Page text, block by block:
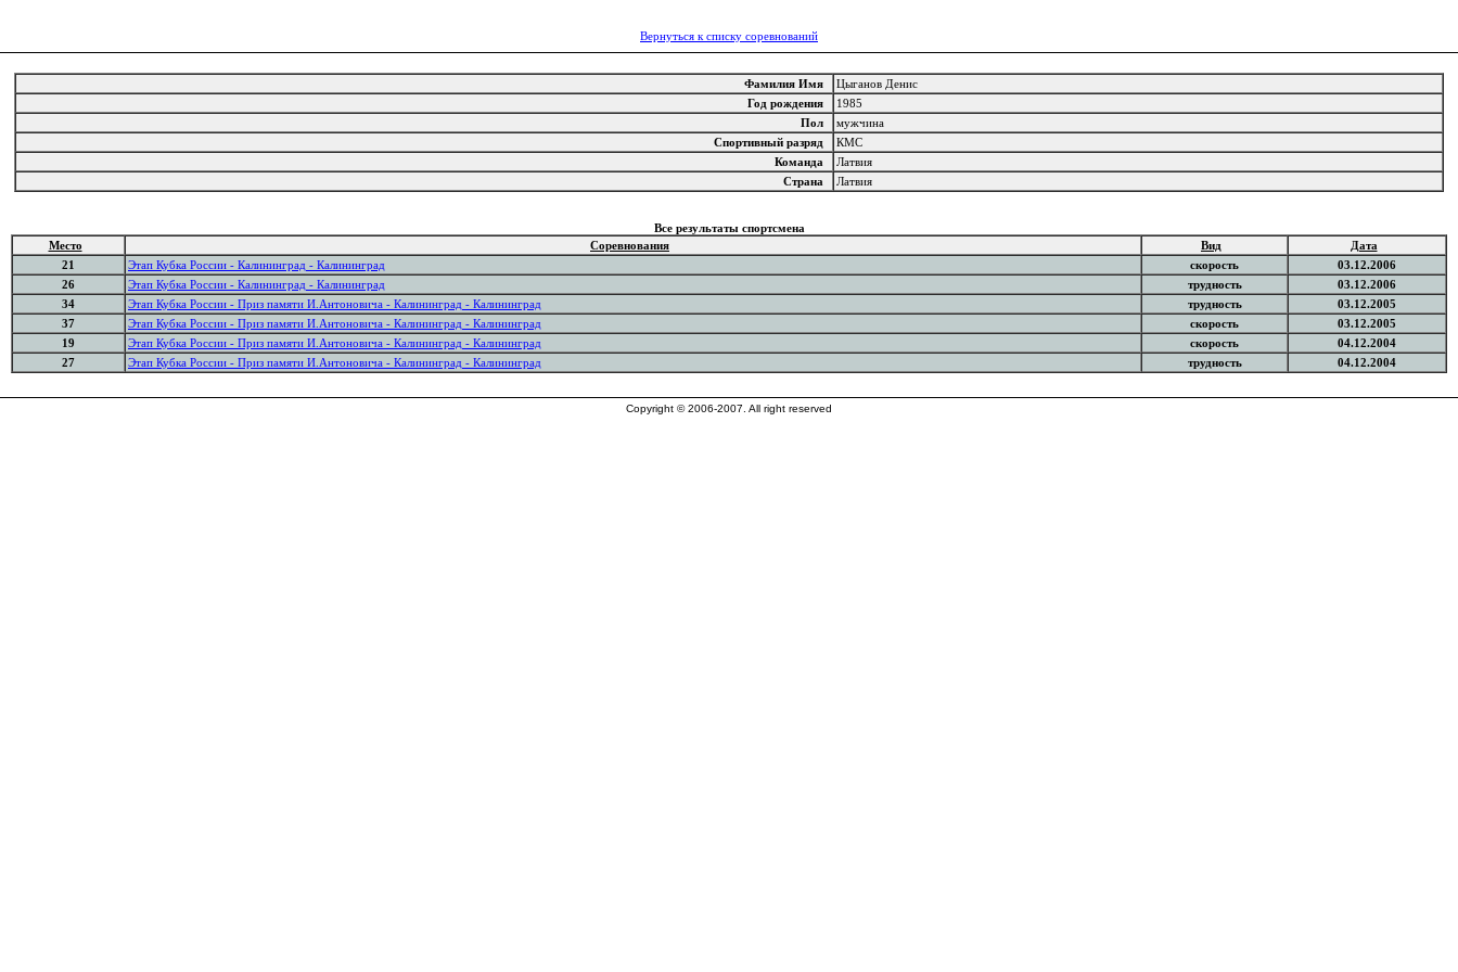
Вернуться к списку соревнований
Фамилия Имя
Цыганов Денис
Год рождения
1985
Пол
мужчина
Спортивный разряд
КМС
Команда
Латвия
Страна
Латвия
Все результаты спортсмена
Место
Соревнования Вид
Дата
21
Этап Кубка России - Калининград - Калининград скорость
03.12.2006
26
Этап Кубка России - Калининград - Калининград трудность
03.12.2006
34
Этап Кубка России - Приз памяти И.Антоновича - Калининград - Калининград трудность
03.12.2005
37
Этап Кубка России - Приз памяти И.Антоновича - Калининград - Калининград скорость
03.12.2005
19
Этап Кубка России - Приз памяти И.Антоновича - Калининград - Калининград скорость
04.12.2004
27
Этап Кубка России - Приз памяти И.Антоновича - Калининград - Калининград трудность 04.12.2004
Copyright © 2006-2007. All right reserved